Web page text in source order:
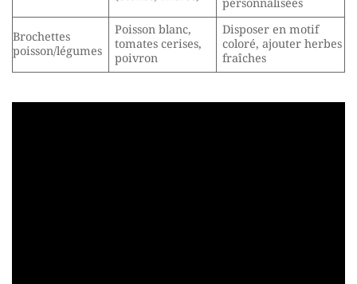
personnalisées
Brochettes
poisson/légumes
Poisson blanc,
tomates cerises,
poivron
Disposer en motif
coloré, ajouter herbes
fraîches